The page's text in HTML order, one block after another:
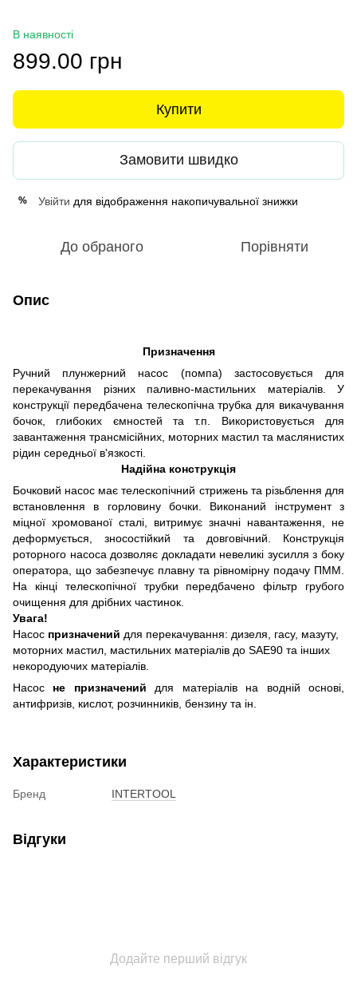
В наявності
899.00 грн
Купити
Замовити швидко
% Увійти для відображення накопичувальної знижки
До обраного Порівняти
Опис
Призначення
Ручний плунжерний насос (помпа) застосовується для
перекачування різних паливно-мастильних матеріалів. У
конструкції передбачена телескопічна трубка для викачування
бочок, глибоких ємностей та т.п. Використовується для
завантаження трансмісійних, моторних мастил та маслянистих
рідин середньої в'язкості.
Надійна конструкція
Бочковий насос має телескопічний стрижень та різьблення для
встановлення в горловину бочки. Виконаний інструмент з
міцної хромованої сталі, витримує значні навантаження, не
деформується, зносостійкий та довговічний. Конструкція
роторного насоса дозволяє докладати невеликі зусилля з боку
оператора, що забезпечує плавну та рівномірну подачу ПММ.
На кінці телескопічної трубки передбачено фільтр грубого
очищення для дрібних частинок.
Увага!
Насос призначений для перекачування: дизеля, гасу, мазуту,
моторних мастил, мастильних матеріалів до SAE90 та інших
некородуючих матеріалів.
Насос не призначений для матеріалів на водній основі,
антифризів, кислот, розчинників, бензину та ін.
Характеристики
Бренд INTERTOOL
Відгуки
Додайте перший відгук